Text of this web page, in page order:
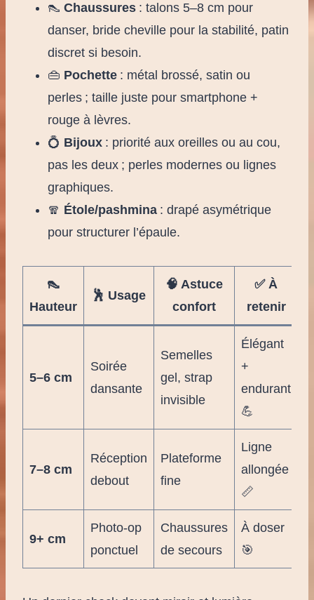
👠 Chaussures : talons 5–8 cm pour
danser, bride cheville pour la stabilité, patin
discret si besoin.
👜 Pochette : métal brossé, satin ou
perles ; taille juste pour smartphone +
rouge à lèvres.
💍 Bijoux : priorité aux oreilles ou au cou,
pas les deux ; perles modernes ou lignes
graphiques.
🧣 Étole/pashmina : drapé asymétrique
pour structurer l’épaule.
👠
Hauteur
🕺 Usage
🧠 Astuce
confort
✅ À
retenir
5–6 cm
Soirée
dansante
Semelles
gel, strap
invisible
Élégant
+
endurant
💪
7–8 cm
Réception
debout
Plateforme
fine
Ligne
allongée
📏
9+ cm
Photo-op
ponctuel
Chaussures
de secours
À doser
🎯